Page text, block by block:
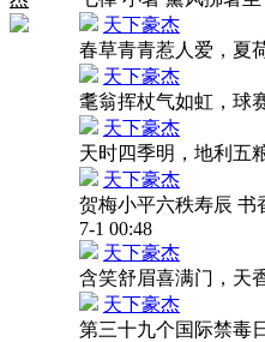
天下豪杰
春草青青惹人爱，夏
天下豪杰
耄翁挥杖气如虹，球
天下豪杰
天时四季明，地利五
天下豪杰
贺梅小平六秩寿辰 书
7-1 00:48
天下豪杰
含笑舒眉喜满门，天
天下豪杰
第三十九个国际禁毒